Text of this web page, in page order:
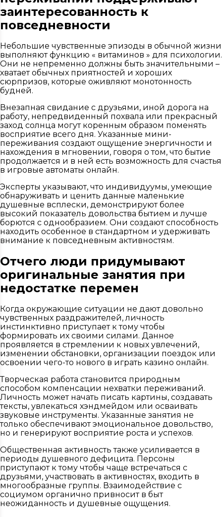
заинтересованность к
повседневности
Небольшие чувственные эпизоды в обычной жизни
выполняют функцию « витаминов » для психологии.
Они не непременно должны быть значительными –
хватает обычных приятностей и хороших
сюрпризов, которые оживляют монотонность
будней.
Внезапная свидание с друзьями, иной дорога на
работу, непредвиденный похвала или прекрасный
заход солнца могут коренным образом поменять
восприятие всего дня. Указанные мини-
переживания создают ощущение энергичности и
нахождения в мгновении, говоря о том, что бытие
продолжается и в ней есть возможность для счастья
в игровые автоматы онлайн.
Эксперты указывают, что индивидуумы, умеющие
обнаруживать и ценить данные маленькие
душевные всплески, демонстрируют более
высокий показатель довольства бытием и лучше
борются с однообразием. Они создают способность
находить особенное в стандартном и удерживать
внимание к повседневным активностям.
Отчего люди придумывают
оригинальные занятия при
недостатке перемен
Когда окружающие ситуации не дают довольно
чувственных раздражителей, личность
инстинктивно приступает к тому чтобы
формировать их своими силами. Данное
проявляется в стремлении к новых увлечений,
изменении обстановки, организации поездок или
освоении чего-то нового в играть казино онлайн.
Творческая работа становится природным
способом компенсации нехватки переживаний.
Личность может начать писать картины, создавать
тексты, увлекаться хэндмейдом или осваивать
звуковые инструменты. Указанные занятия не
только обеспечивают эмоциональное довольство,
но и генерируют восприятие роста и успехов.
Общественная активность также усиливается в
периоды душевного дефицита. Персоны
приступают к тому чтобы чаще встречаться с
друзьями, участвовать в активностях, входить в
многообразные группы. Взаимодействие с
социумом органично привносит в быт
неожиданность и душевные ощущения.